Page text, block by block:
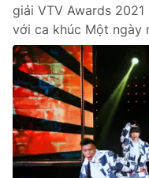
Photo
Video
VTV Money
VTV Sức khoẻ
giải VTV Awards
với ca khúc Một ngày